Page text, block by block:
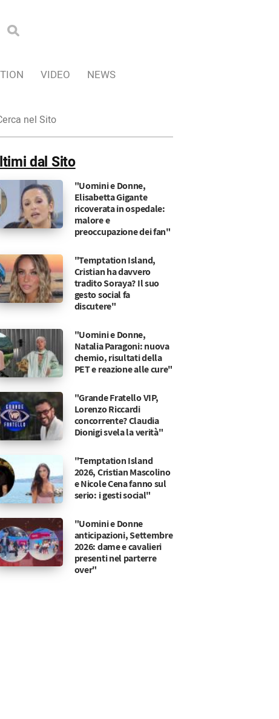
VIDEO NEWS
dal Sito
"Uomini e Donne,
Elisabetta Gigante
ricoverata in ospedale:
malore e
preoccupazione dei fan"
"Temptation Island,
Cristian ha davvero
tradito Soraya? Il suo
gesto social fa
discutere"
"Uomini e Donne,
Natalia Paragoni: nuova
chemio, risultati della
PET e reazione alle cure"
"Grande Fratello VIP,
Lorenzo Riccardi
concorrente? Claudia
Dionigi svela la verità"
"Temptation Island
2026, Cristian Mascolino
e Nicole Cena fanno sul
serio: i gesti social"
"Uomini e Donne
anticipazioni, Settembre
2026: dame e cavalieri
presenti nel parterre
over"